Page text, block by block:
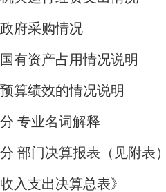
政府采购情况
国有资产占用情况说明
算绩效的情况说明
专业名词解释
部门决算报表（见附表）
入支出决算总表》